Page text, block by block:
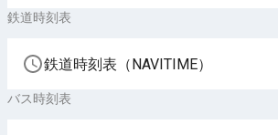
鉄道時刻表
鉄道時刻表（NAVITIME）
バス時刻表